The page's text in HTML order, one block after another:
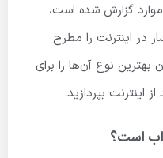
گزارش شده است،
4 ایده پولساز در اینترنت را مطرح
بهترین نوع آن‌ها را برای
اینترنت بپردازید.
است؟